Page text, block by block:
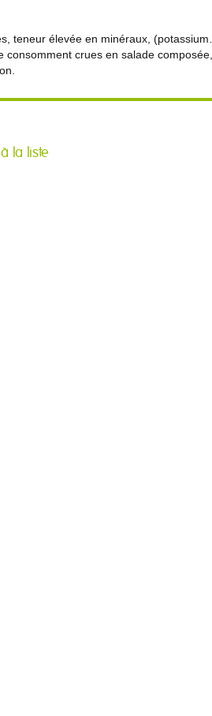
teneur élevée en minéraux,
consomment crues en salade
à la liste